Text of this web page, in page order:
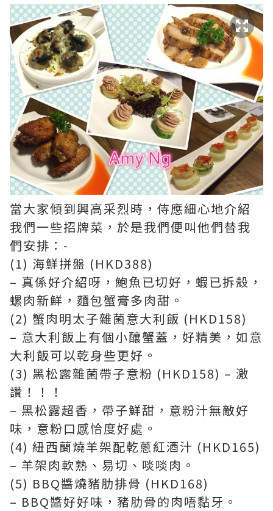
當大家傾到興高采烈時，侍應細心地介紹
我們一些招牌菜，於是我們便叫他們替我
們安排：-
(1) 海鮮拼盤 (HKD388)
– 真係好介紹呀，鮑魚已切好，蝦已拆殼，
螺肉新鮮，麵包蟹膏多肉甜。
(2) 蟹肉明太子雜菌意大利飯 (HKD158)
– 意大利飯上有個小釀蟹蓋，好精美，如意
大利飯可以乾身些更好。
(3) 黑松露雜菌帶子意粉 (HKD158) – 激
讚！！！
– 黑松露超香，帶子鮮甜，意粉汁無敵好
味，意粉口感恰度好處。
(4) 紐西蘭燒羊架配乾蔥紅酒汁 (HKD165)
– 羊架肉軟熟、易切、啖啖肉。
(5) BBQ醬燒豬肋排骨 (HKD168)
– BBQ醬好好味，豬肋骨的肉唔黏牙。